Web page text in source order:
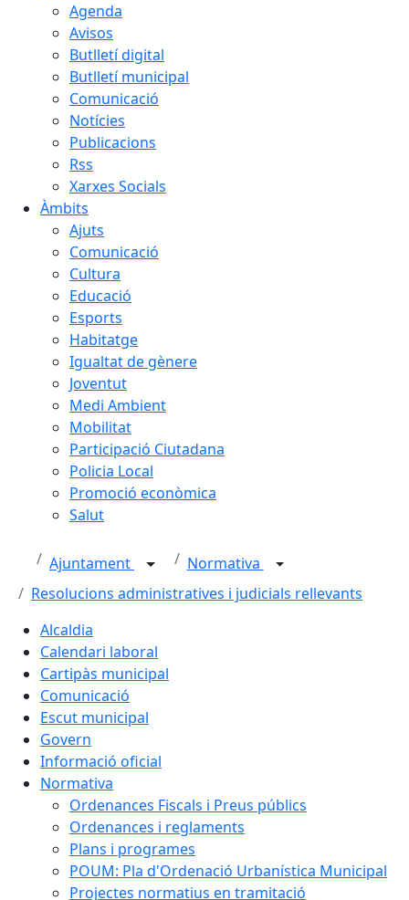
Agenda
Avisos
Butlletí digital
Butlletí municipal
Comunicació
Notícies
Publicacions
Rss
Xarxes Socials
Àmbits
Ajuts
Comunicació
Cultura
Educació
Esports
Habitatge
Igualtat de gènere
Joventut
Medi Ambient
Mobilitat
Participació Ciutadana
Policia Local
Promoció econòmica
Salut
Ajuntament
Normativa
Resolucions administratives i judicials rellevants
Alcaldia
Calendari laboral
Cartipàs municipal
Comunicació
Escut municipal
Govern
Informació oficial
Normativa
Ordenances Fiscals i Preus públics
Ordenances i reglaments
Plans i programes
POUM: Pla d'Ordenació Urbanística Municipal
Projectes normatius en tramitació